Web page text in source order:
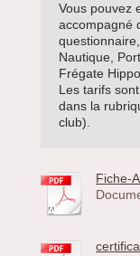
Vous pouvez
accompagné
Nautique,
Frégate
Les tarifs
dans la
club).
Fiche-